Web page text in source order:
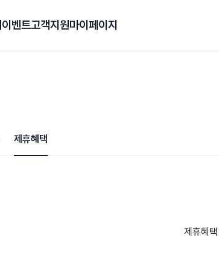
이벤트고객지원마이페이지
제휴혜택
제휴혜